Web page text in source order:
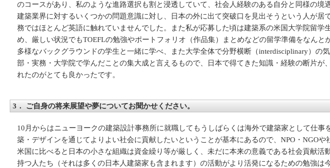
のコースがあり、私のような進路選択も割と浸透していて、社会人経験のある自分と同様の
建築業界に対するいくつかの問題意識に対し、日本の外に出て突破口を見出そうという人が
務ではほとんど英語に触れていませんでした。また私が応募した頃は建築系の米国大学院留
め、厳しい状況でもTOEFLの勉強やポートフォリオ（作品集）まとめなどの留学準備をなん
多様なバックグラウンドの学生と一緒に学べ、また大学全体で分野横断（interdisciplinary）
部・実務・大学院で学んだことの集大成と言えるもので、日本で得てきた知識・経験の断片
れたのがとても良かったです。
3． ご自身の将来展望や夢についてお聞かせください。
10月からはニューヨークの建築設計事務所に就職してもうしばらくは海外で建築家として仕
築・デザインを通じてよりよい社会に貢献したいということが基本にあるので、NPO・NGO
米国に比べると日本の小さな組織は資金繰り等が厳しく、未だに本来の意義である社会貢献
持つ人たち（それは多くの日本人建築家も含まれます）の活動がより活発になるための勉強